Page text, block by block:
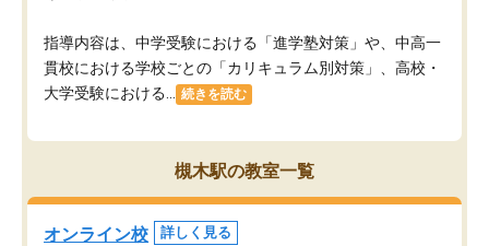
指導内容は、中学受験における「進学塾対策」や、中高一
貫校における学校ごとの「カリキュラム別対策」、高校・
大学受験における...
続きを読む
槻木駅の教室一覧
オンライン校 詳しく見る